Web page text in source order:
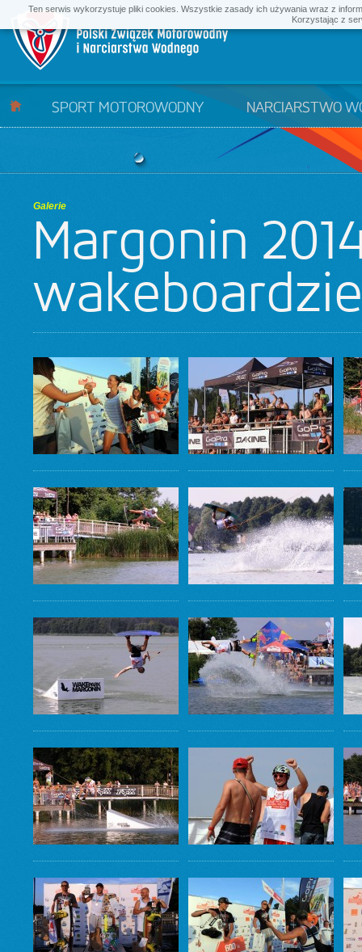
SPORT MOTOROWODNY NARCIARSTWO
Galerie
Margonin
Ten serwis wykorzystuje pliki cookies. Wszystkie zasady ich używania wraz z
Korzystając z